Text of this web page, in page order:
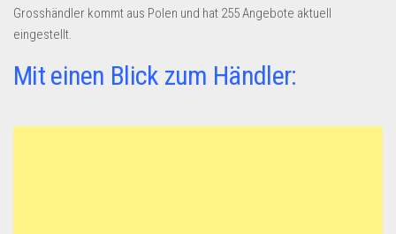
Anmelden
Newsletter
Grosshändler kommt aus Polen und hat 255 Angebote aktuell
eingestellt.
Mit einen Blick zum Händler: